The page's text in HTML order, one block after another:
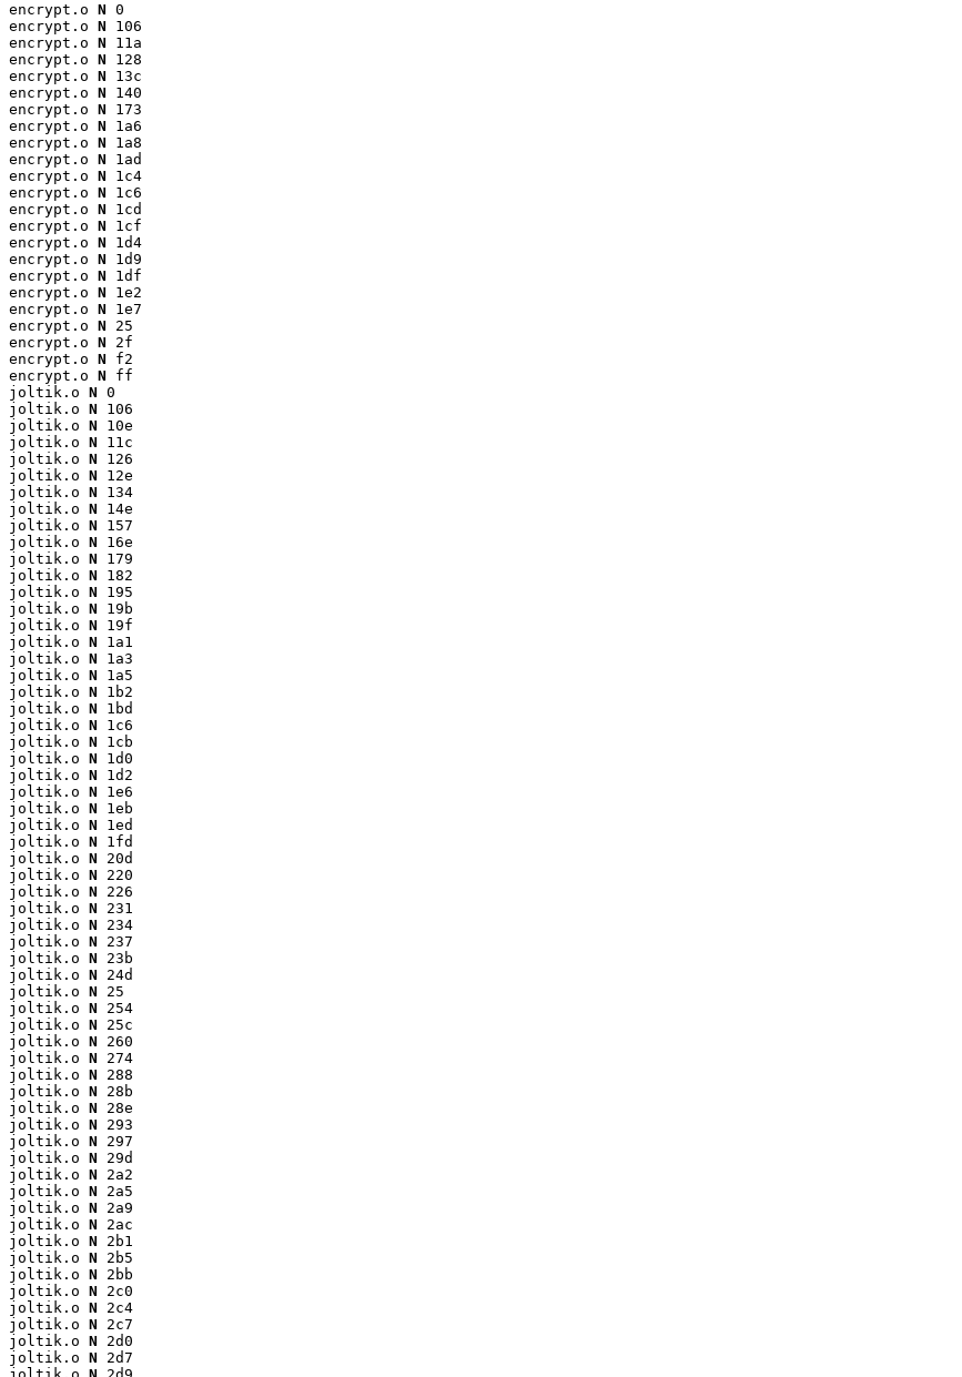
encrypt.o N 0
encrypt.o N 106
encrypt.o N 11a
encrypt.o N 128
encrypt.o N 13c
encrypt.o N 140
encrypt.o N 173
encrypt.o N 1a6
encrypt.o N 1a8
encrypt.o N 1ad
encrypt.o N 1c4
encrypt.o N 1c6
encrypt.o N 1cd
encrypt.o N 1cf
encrypt.o N 1d4
encrypt.o N 1d9
encrypt.o N 1df
encrypt.o N 1e2
encrypt.o N 1e7
encrypt.o N 25
encrypt.o N 2f
encrypt.o N f2
encrypt.o N ff
joltik.o N 0
joltik.o N 106
joltik.o N 10e
joltik.o N 11c
joltik.o N 126
joltik.o N 12e
joltik.o N 134
joltik.o N 14e
joltik.o N 157
joltik.o N 16e
joltik.o N 179
joltik.o N 182
joltik.o N 195
joltik.o N 19b
joltik.o N 19f
joltik.o N 1a1
joltik.o N 1a3
joltik.o N 1a5
joltik.o N 1b2
joltik.o N 1bd
joltik.o N 1c6
joltik.o N 1cb
joltik.o N 1d0
joltik.o N 1d2
joltik.o N 1e6
joltik.o N 1eb
joltik.o N 1ed
joltik.o N 1fd
joltik.o N 20d
joltik.o N 220
joltik.o N 226
joltik.o N 231
joltik.o N 234
joltik.o N 237
joltik.o N 23b
joltik.o N 24d
joltik.o N 25
joltik.o N 254
joltik.o N 25c
joltik.o N 260
joltik.o N 274
joltik.o N 288
joltik.o N 28b
joltik.o N 28e
joltik.o N 293
joltik.o N 297
joltik.o N 29d
joltik.o N 2a2
joltik.o N 2a5
joltik.o N 2a9
joltik.o N 2ac
joltik.o N 2b1
joltik.o N 2b5
joltik.o N 2bb
joltik.o N 2c0
joltik.o N 2c4
joltik.o N 2c7
joltik.o N 2d0
joltik.o N 2d7